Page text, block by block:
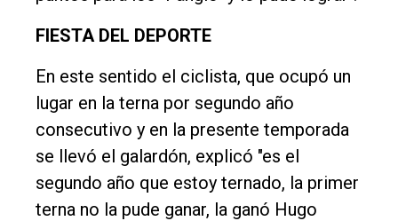
FIESTA DEL DEPORTE
En este sentido el ciclista, que ocupó un
lugar en la terna por segundo año
consecutivo y en la presente temporada
se llevó el galardón, explicó "es el
segundo año que estoy ternado, la primer
terna no la pude ganar, la ganó Hugo